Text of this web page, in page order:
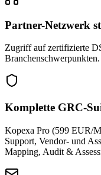
Partner-Netzwerk
Zugriff auf zertifizierte
Branchenschwerpunkten.
Komplette GRC-
Kopexa Pro (599 EUR/
Support, Vendor- und
Mapping, Audit &